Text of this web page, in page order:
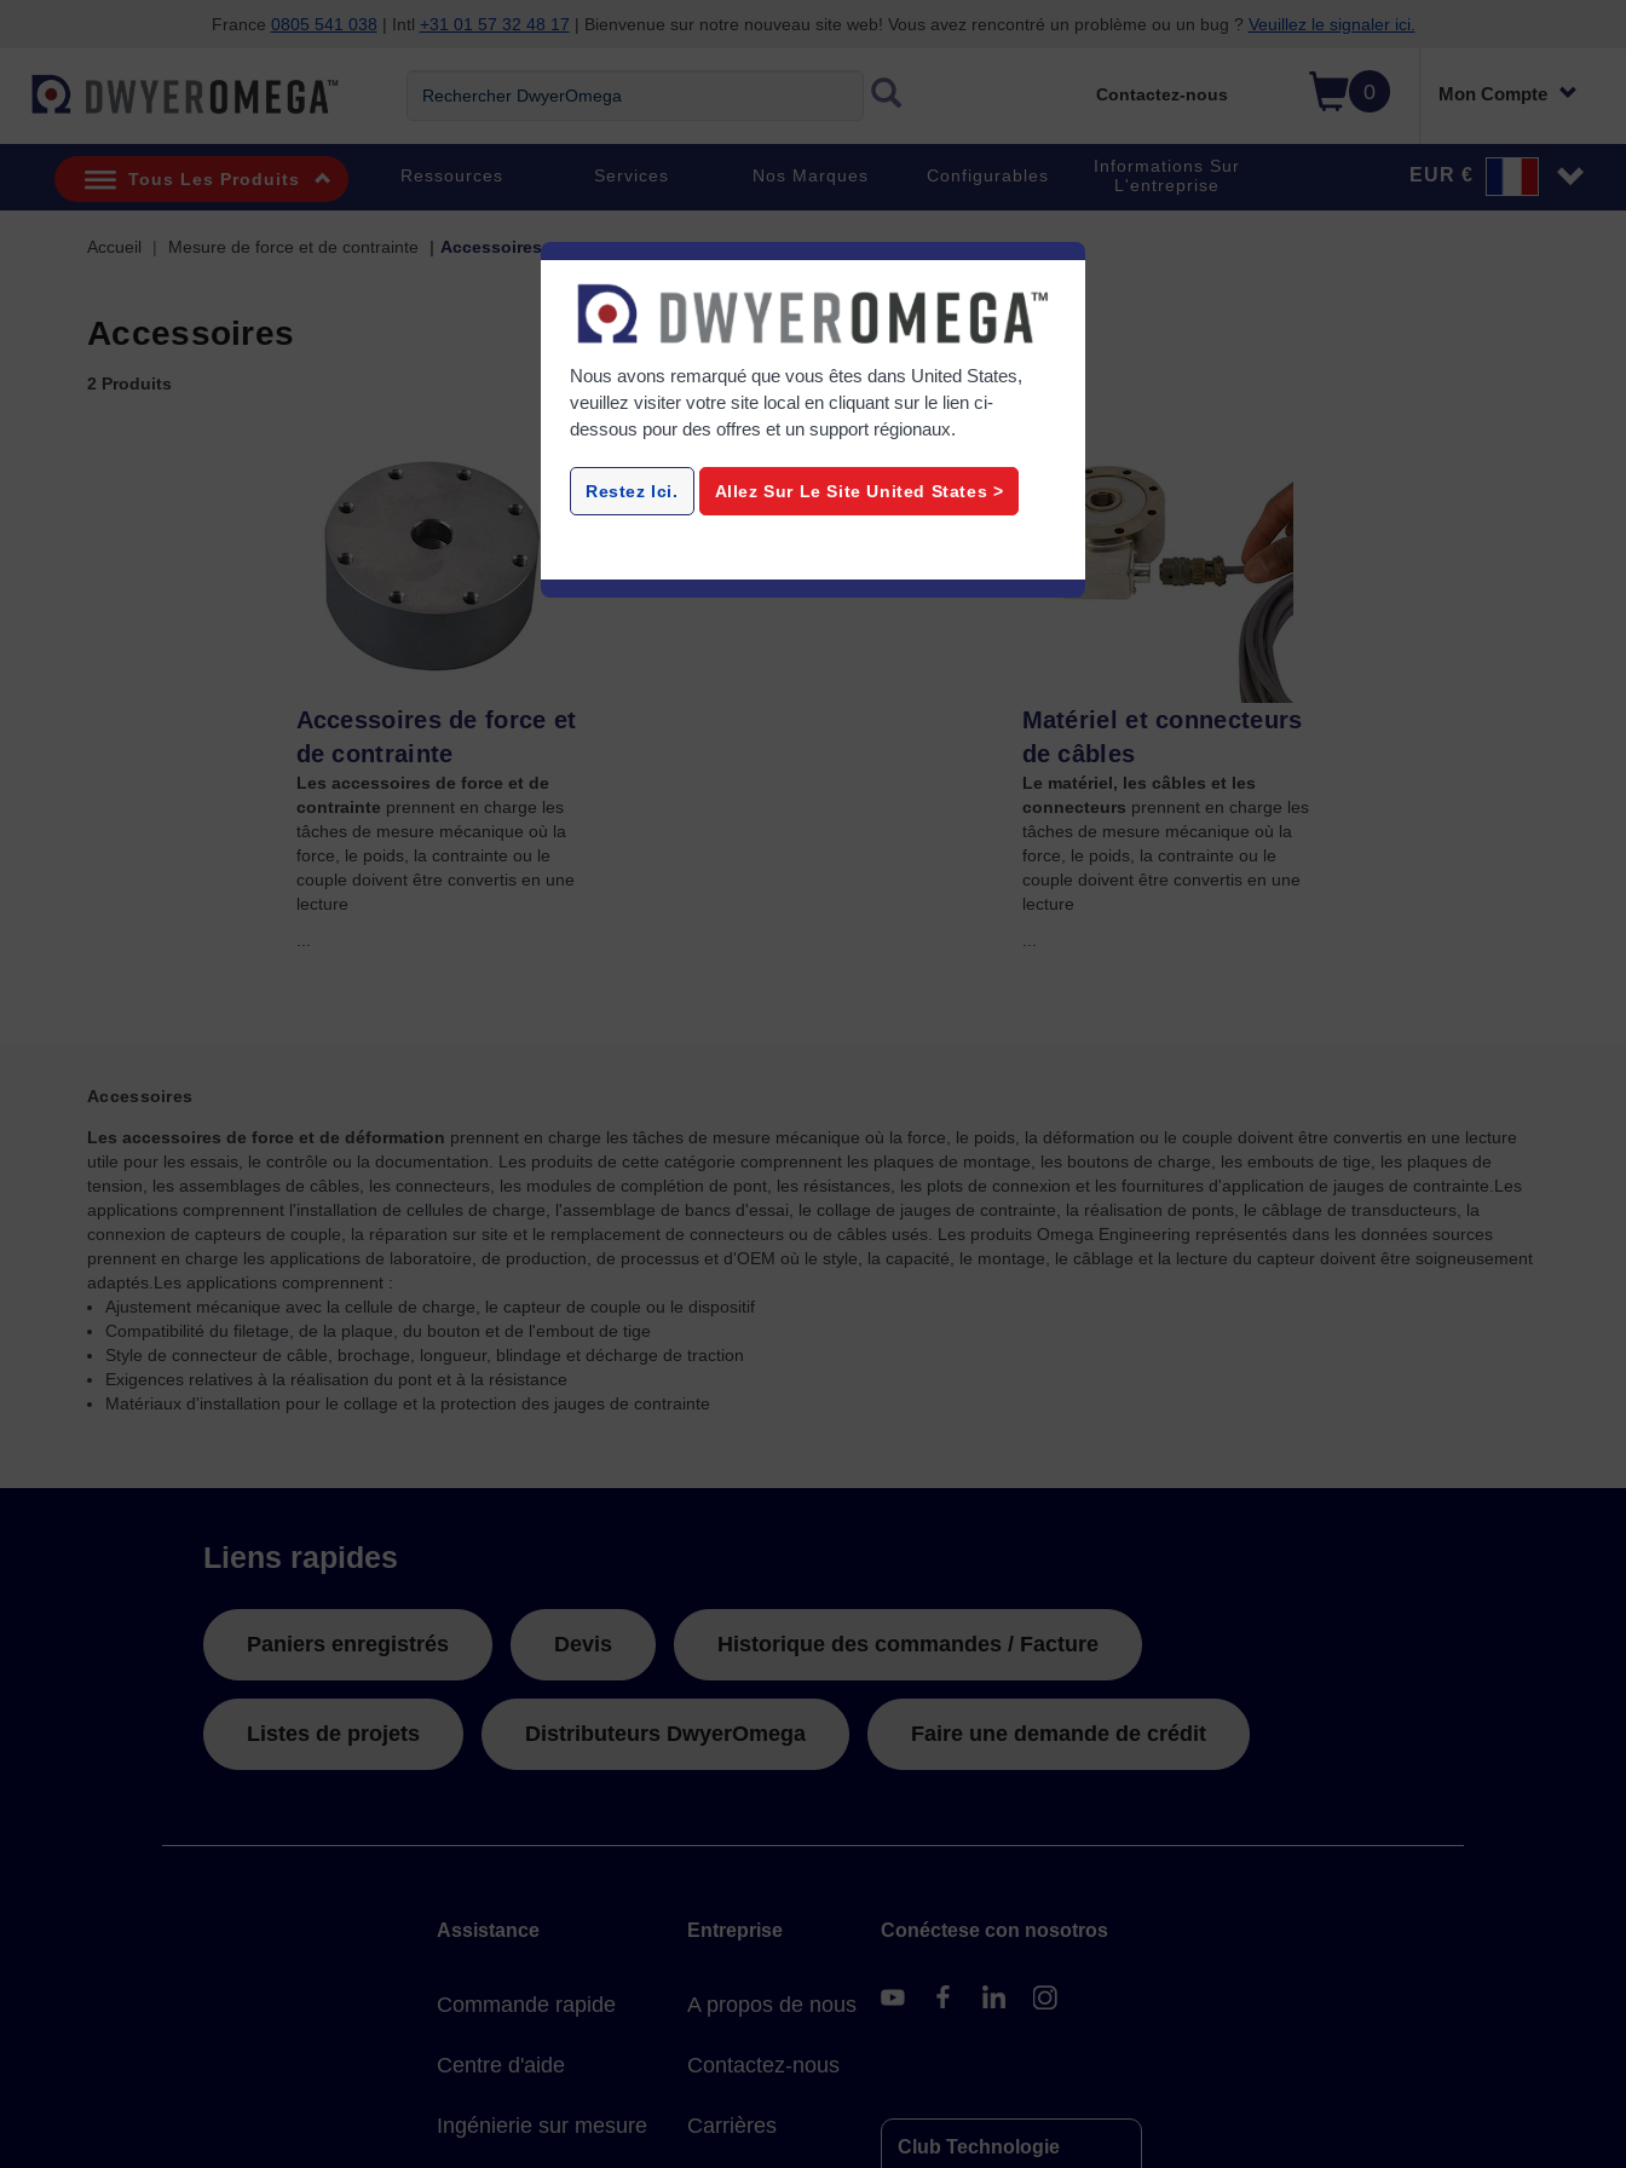
France 0805 541 038 | Intl +31 01 57 32 48 17 | Bienvenue sur notre nouveau site web! Vous avez rencontré un problème ou un bug ? Veuillez le signaler ici.
0 Mon Compte
Contactez-nous
Tous Les Produits Ressources Services Nos Marques Configurables
Informations Sur
L'entreprise
EUR €
Accueil Mesure de force et de contrainte Accessoires
Accessoires
2 Produits
Accessoires de force et
de contrainte
Les accessoires de force et de
contrainte prennent en charge les
tâches de mesure mécanique où la
force, le poids, la contrainte ou le
couple doivent être convertis en une
lecture
Matériel et connecteurs
de câbles
Le matériel, les câbles et les
connecteurs prennent en charge les
tâches de mesure mécanique où la
force, le poids, la contrainte ou le
couple doivent être convertis en une
lecture
Accessoires
Les accessoires de force et de déformation prennent en charge les tâches de mesure mécanique où la force, le poids, la déformation ou le couple doivent être convertis en une lecture
utile pour les essais, le contrôle ou la documentation. Les produits de cette catégorie comprennent les plaques de montage, les boutons de charge, les embouts de tige, les plaques de
tension, les assemblages de câbles, les connecteurs, les modules de complétion de pont, les résistances, les plots de connexion et les fournitures d'application de jauges de contrainte. Les
applications comprennent l'installation de cellules de charge, l'assemblage de bancs d'essai, le collage de jauges de contrainte, la réalisation de ponts, le câblage de transducteurs, la
connexion de capteurs de couple, la réparation sur site et le remplacement de connecteurs ou de câbles usés. Les produits Omega Engineering représentés dans les données sources
prennent en charge les applications de laboratoire, de production, de processus et d'OEM où le style, la capacité, le montage, le câblage et la lecture du capteur doivent être soigneusement
adaptés. Les applications comprennent :
Ajustement mécanique avec la cellule de charge, le capteur de couple ou le dispositif
Compatibilité du filetage, de la plaque, du bouton et de l'embout de tige
Style de connecteur de câble, brochage, longueur, blindage et décharge de traction
Exigences relatives à la réalisation du pont et à la résistance
Matériaux d'installation pour le collage et la protection des jauges de contrainte
Liens rapides
Paniers enregistrés Devis Historique des commandes / Facture
Listes de projets Distributeurs DwyerOmega Faire une demande de crédit
Assistance
Commande rapide
Centre d'aide
Ingénierie sur mesure
Entreprise
A propos de nous
Contactez-nous
Carrières
Conéctese con nosotros
Club Technologie
Nous avons remarqué que vous êtes dans United States,
veuillez visiter votre site local en cliquant sur le lien ci-
dessous pour des offres et un support régionaux.
Restez Ici. Allez Sur Le SiteUnited States >